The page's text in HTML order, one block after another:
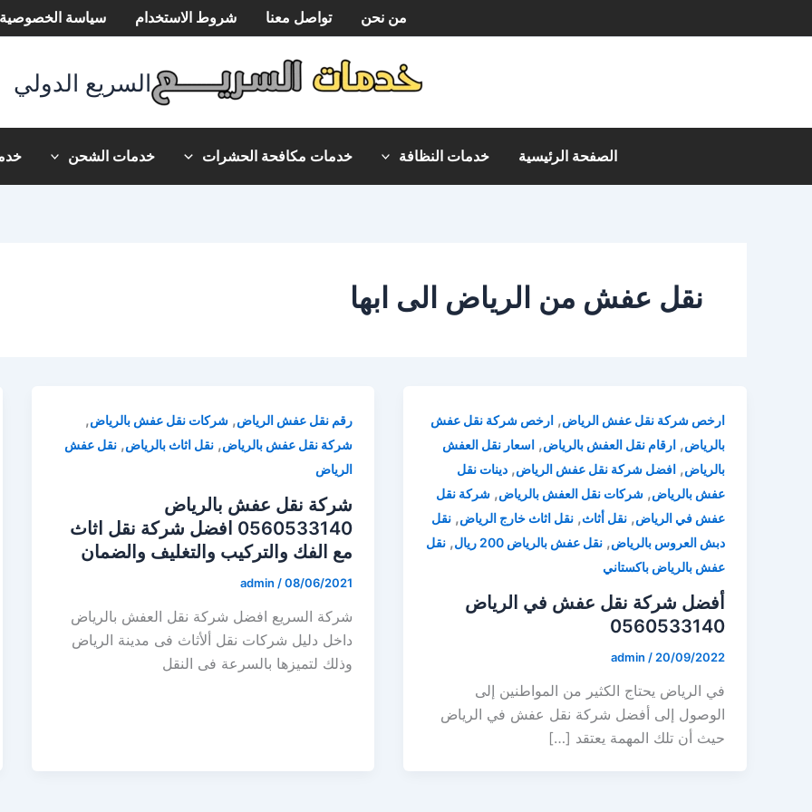
إلى
من نحن تواصل معنا شروط الاستخدام سياسة الخصوصية
السريع الدولي
الصفحة الرئيسية خدمات النظافة خدمات مكافحة الحشرات خدمات الشحن
نقل عفش من الرياض الى ابها
ارخص شركة نقل عفش الرياض, ارخص شركة نقل عفش
بالرياض, ارقام نقل العفش بالرياض, اسعار نقل العفش
بالرياض, افضل شركة نقل عفش الرياض, دينات نقل
عفش بالرياض, شركات نقل العفش بالرياض, شركة نقل
عفش في الرياض, نقل أثاث, نقل اثاث خارج الرياض, نقل
دبش العروس بالرياض, نقل عفش بالرياض 200 ريال , نقل
عفش بالرياض باكستاني
أفضل شركة نقل عفش في الرياض
0560533140
admin / 20/09/2022
في الرياض يحتاج الكثير من المواطنين إلى
الوصول إلى أفضل شركة نقل عفش في الرياض
حيث أن تلك المهمة يعتقد […]
رقم نقل عفش الرياض, شركات نقل عفش بالرياض,
شركة نقل عفش بالرياض, نقل اثاث بالرياض, نقل عفش
الرياض
شركة نقل عفش بالرياض
0560533140 افضل شركة نقل اثاث
مع الفك والتركيب والتغليف والضمان
admin /08/06/2021
شركة السريع افضل شركة نقل العفش بالرياض
داخل دليل شركات نقل ألأثاث فى مدينة الرياض
وذلك لتميزها بالسرعة فى النقل